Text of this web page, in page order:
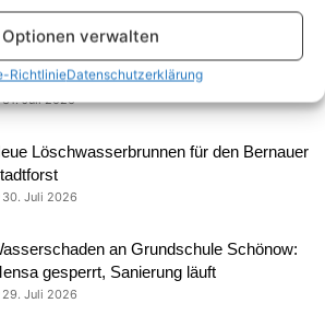
Optionen verwalten
RichtlinieDatenschutzerklärung
Bernauer Rathausdach erleben
31. Juli 2026
Löschwasserbrunnen für den Bernauer
30. Juli 2026
an Grundschule Schönow:
gesperrt, Sanierung läuft
29. Juli 2026